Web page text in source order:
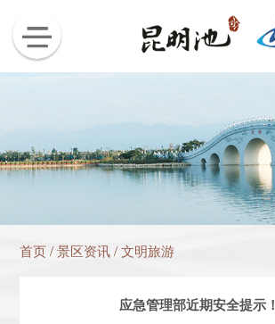
首页/景区资讯/文明旅游
应急管理部近期安全提示！